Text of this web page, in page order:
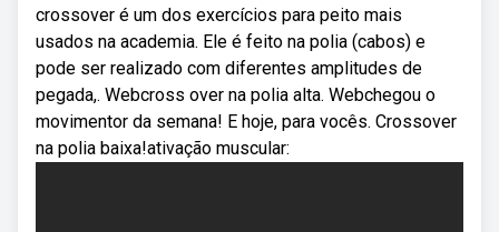
crossover é um dos exercícios para peito mais
usados na academia. Ele é feito na polia (cabos) e
pode ser realizado com diferentes amplitudes de
pegada,. Webcross over na polia alta. Webchegou o
movimentor da semana! E hoje, para vocês. Crossover
na polia baixa!ativação muscular: